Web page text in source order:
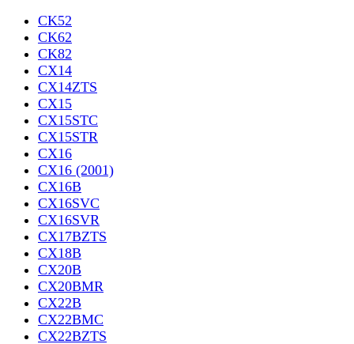
CK52
CK62
CK82
CX14
CX14ZTS
CX15
CX15STC
CX15STR
CX16
CX16 (2001)
CX16B
CX16SVC
CX16SVR
CX17BZTS
CX18B
CX20B
CX20BMR
CX22B
CX22BMC
CX22BZTS